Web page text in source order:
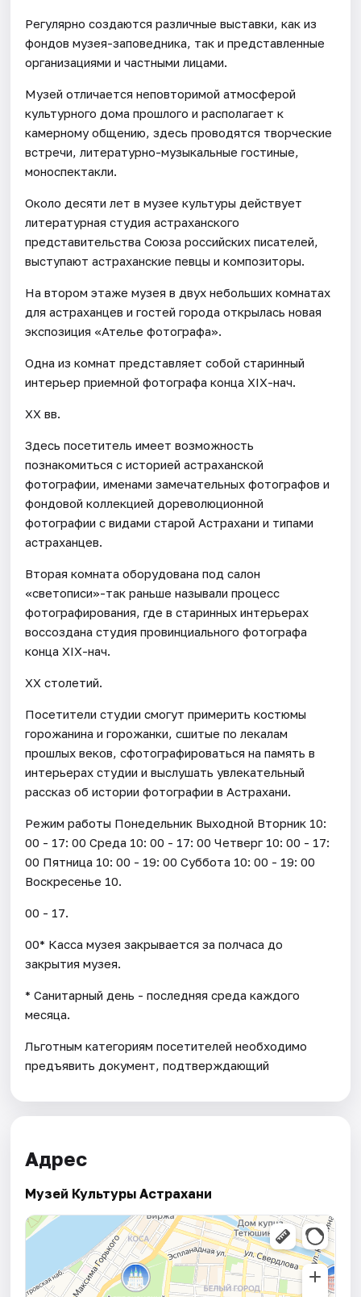
Регулярно создаются различные выставки, как из
фондов музея-заповедника, так и представленные
организациями и частными лицами.
Музей отличается неповторимой атмосферой
культурного дома прошлого и располагает к
камерному общению, здесь проводятся творческие
встречи, литературно-музыкальные гостиные,
моноспектакли.
Около десяти лет в музее культуры действует
литературная студия астраханского
представительства Союза российских писателей,
выступают астраханские певцы и композиторы.
На втором этаже музея в двух небольших комнатах
для астраханцев и гостей города открылась новая
экспозиция «Ателье фотографа».
Одна из комнат представляет собой старинный
интерьер приемной фотографа конца XIX-нач.
XX вв.
Здесь посетитель имеет возможность
познакомиться с историей астраханской
фотографии, именами замечательных фотографов и
фондовой коллекцией дореволюционной
фотографии с видами старой Астрахани и типами
астраханцев.
Вторая комната оборудована под салон
«светописи»-так раньше называли процесс
фотографирования, где в старинных интерьерах
воссоздана студия провинциального фотографа
конца XIX-нач.
XX столетий.
Посетители студии смогут примерить костюмы
горожанина и горожанки, сшитые по лекалам
прошлых веков, сфотографироваться на память в
интерьерах студии и выслушать увлекательный
рассказ об истории фотографии в Астрахани.
Режим работы Понедельник Выходной Вторник 10:
00 - 17: 00 Среда 10: 00 - 17: 00 Четверг 10: 00 - 17:
00 Пятница 10: 00 - 19: 00 Суббота 10: 00 - 19: 00
Воскресенье 10.
00 - 17.
00* Касса музея закрывается за полчаса до
закрытия музея.
* Санитарный день - последняя среда каждого
месяца.
Льготным категориям посетителей необходимо
предъявить документ, подтверждающий
Адрес
Музей Культуры Астрахани